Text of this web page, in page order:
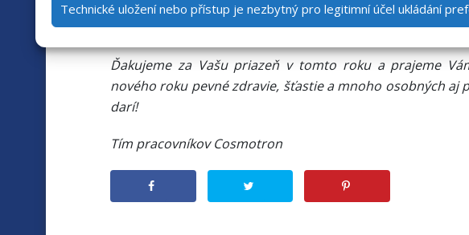
Technické uložení nebo přístup je nezbytný pro legitimní účel ukládání
prevádzke sa vrátime v utorok 2. 1. 2024.Keby
nastala neočakávaná havarijná situácia, kontaktujte nás na
Ďakujeme za Vašu priazeň v tomto roku a prajeme
nového roku pevné zdravie, šťastie a mnoho osobných aj
darí!
Tím pracovníkov Cosmotron